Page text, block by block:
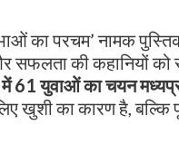
का परचम’ नामक
सफलता की कहानियों को
में 61 युवाओं का चयन
खुशी का कारण है, बल्कि